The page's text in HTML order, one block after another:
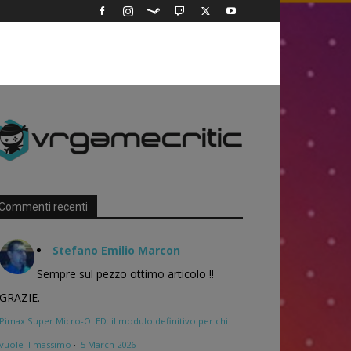
recenti
Stefano Emilio Marcon
Sempre sul pezzo ottimo articolo !!
GRAZIE.
Pimax Super Micro-OLED: il modulo definitivo per chi
vuole il massimo · 5 March 2026